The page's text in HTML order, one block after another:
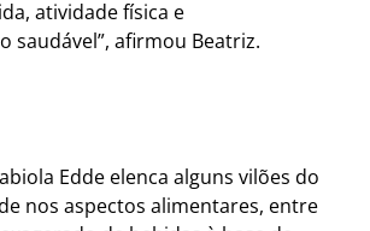
atividade física e
saudável”, afirmou Beatriz.
Edde elenca alguns vilões do
nos aspectos alimentares, entre